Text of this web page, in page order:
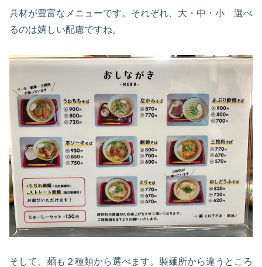
具材が豊富なメニューです。それぞれ、大・中・小 選べ
るのは嬉しい配慮ですね。
そして、麺も２種類から選べます。製麺所から違うところ